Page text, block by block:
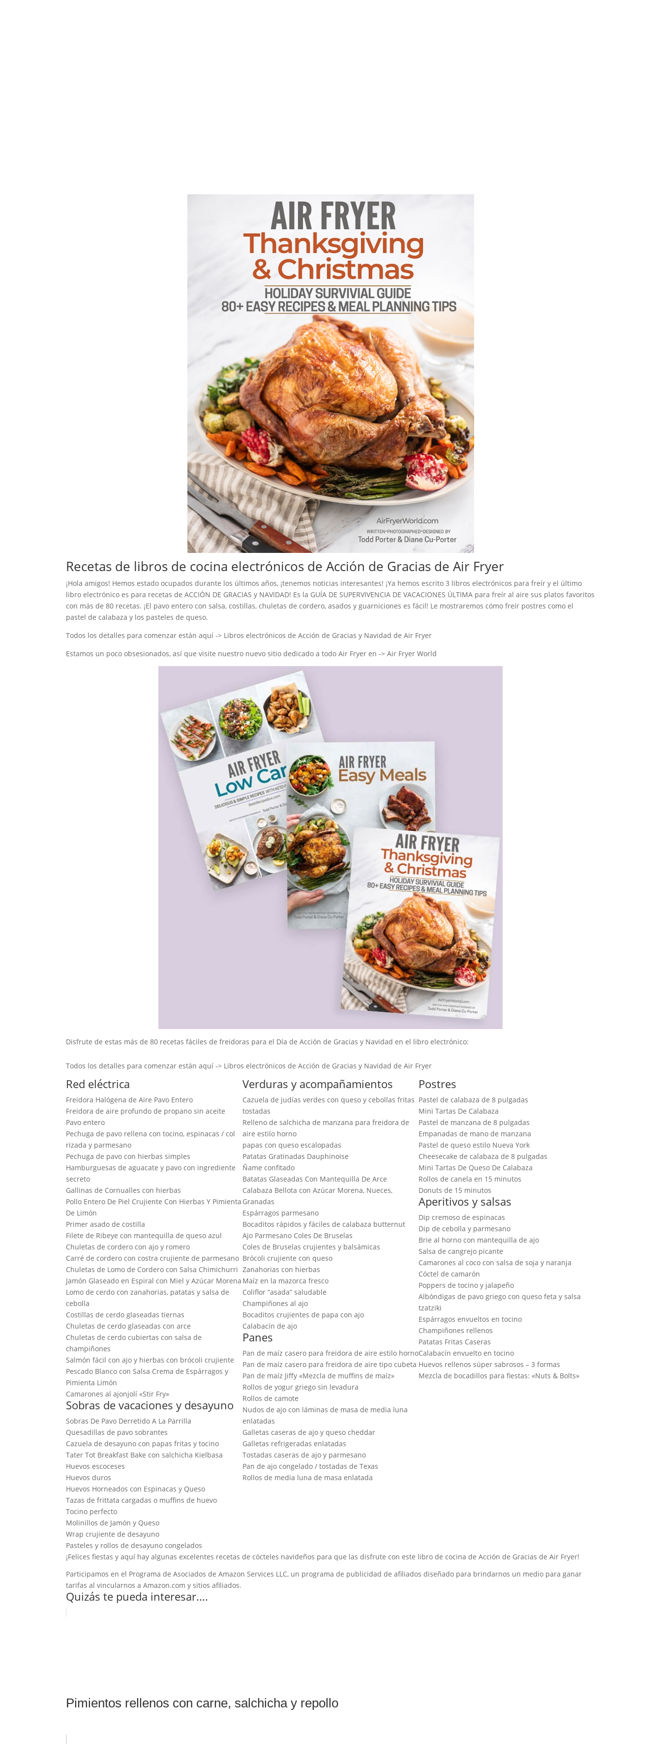
Recetas de libros de cocina electrónicos de Acción de Gracias de Air Fryer
¡Hola amigos! Hemos estado ocupados durante los últimos años, ¡tenemos noticias interesantes! ¡Ya hemos escrito 3 libros electrónicos para freír y el último
libro electrónico es para recetas de ACCIÓN DE GRACIAS y NAVIDAD! Es la GUÍA DE SUPERVIVENCIA DE VACACIONES ÚLTIMA para freír al aire sus platos favoritos
con más de 80 recetas. ¡El pavo entero con salsa, costillas, chuletas de cordero, asados ​​y guarniciones es fácil! Le mostraremos cómo freír postres como el
pastel de calabaza y los pasteles de queso.
Todos los detalles para comenzar están aquí -> Libros electrónicos de Acción de Gracias y Navidad de Air Fryer
Estamos un poco obsesionados, así que visite nuestro nuevo sitio dedicado a todo Air Fryer en -> Air Fryer World
Disfrute de estas más de 80 recetas fáciles de freidoras para el Día de Acción de Gracias y Navidad en el libro electrónico:
Todos los detalles para comenzar están aquí -> Libros electrónicos de Acción de Gracias y Navidad de Air Fryer
Red eléctrica
Freidora Halógena de Aire Pavo Entero
Freidora de aire profundo de propano sin aceite
Pavo entero
Pechuga de pavo rellena con tocino, espinacas / col
rizada y parmesano
Pechuga de pavo con hierbas simples
Hamburguesas de aguacate y pavo con ingrediente
secreto
Gallinas de Cornualles con hierbas
Pollo Entero De Piel Crujiente Con Hierbas Y Pimienta
De Limón
Primer asado de costilla
Filete de Ribeye con mantequilla de queso azul
Chuletas de cordero con ajo y romero
Carré de cordero con costra crujiente de parmesano
Chuletas de Lomo de Cordero con Salsa Chimichurri
Jamón Glaseado en Espiral con Miel y Azúcar Morena
Lomo de cerdo con zanahorias, patatas y salsa de
cebolla
Costillas de cerdo glaseadas tiernas
Chuletas de cerdo glaseadas con arce
Chuletas de cerdo cubiertas con salsa de
champiñones
Salmón fácil con ajo y hierbas con brócoli crujiente
Pescado Blanco con Salsa Crema de Espárragos y
Pimienta Limón
Camarones al ajonjolí «Stir Fry»
Sobras de vacaciones y desayuno
Sobras De Pavo Derretido A La Parrilla
Quesadillas de pavo sobrantes
Cazuela de desayuno con papas fritas y tocino
Tater Tot Breakfast Bake con salchicha Kielbasa
Huevos escoceses
Huevos duros
Huevos Horneados con Espinacas y Queso
Tazas de frittata cargadas o muffins de huevo
Tocino perfecto
Molinillos de Jamón y Queso
Wrap crujiente de desayuno
Pasteles y rollos de desayuno congelados
Verduras y acompañamientos
Cazuela de judías verdes con queso y cebollas fritas
tostadas
Relleno de salchicha de manzana para freidora de
aire estilo horno
papas con queso escalopadas
Patatas Gratinadas Dauphinoise
Ñame confitado
Batatas Glaseadas Con Mantequilla De Arce
Calabaza Bellota con Azúcar Morena, Nueces,
Granadas
Espárragos parmesano
Bocaditos rápidos y fáciles de calabaza butternut
Ajo Parmesano Coles De Bruselas
Coles de Bruselas crujientes y balsámicas
Brócoli crujiente con queso
Zanahorias con hierbas
Maíz en la mazorca fresco
Coliflor “asada” saludable
Champiñones al ajo
Bocaditos crujientes de papa con ajo
Calabacín de ajo
Panes
Pan de maíz casero para freidora de aire estilo horno
Pan de maíz casero para freidora de aire tipo cubeta
Pan de maíz Jiffy «Mezcla de muffins de maíz»
Rollos de yogur griego sin levadura
Rollos de camote
Nudos de ajo con láminas de masa de media luna
enlatadas
Galletas caseras de ajo y queso cheddar
Galletas refrigeradas enlatadas
Tostadas caseras de ajo y parmesano
Pan de ajo congelado / tostadas de Texas
Rollos de media luna de masa enlatada
Postres
Pastel de calabaza de 8 pulgadas
Mini Tartas De Calabaza
Pastel de manzana de 8 pulgadas
Empanadas de mano de manzana
Pastel de queso estilo Nueva York
Cheesecake de calabaza de 8 pulgadas
Mini Tartas De Queso De Calabaza
Rollos de canela en 15 minutos
Donuts de 15 minutos
Aperitivos y salsas
Dip cremoso de espinacas
Dip de cebolla y parmesano
Brie al horno con mantequilla de ajo
Salsa de cangrejo picante
Camarones al coco con salsa de soja y naranja
Cóctel de camarón
Poppers de tocino y jalapeño
Albóndigas de pavo griego con queso feta y salsa
tzatziki
Espárragos envueltos en tocino
Champiñones rellenos
Patatas Fritas Caseras
Calabacín envuelto en tocino
Huevos rellenos súper sabrosos – 3 formas
Mezcla de bocadillos para fiestas: «Nuts & Bolts»
¡Felices fiestas y aquí hay algunas excelentes recetas de cócteles navideños para que las disfrute con este libro de cocina de Acción de Gracias de Air Fryer!
Participamos en el Programa de Asociados de Amazon Services LLC, un programa de publicidad de afiliados diseñado para brindarnos un medio para ganar
tarifas al vincularnos a Amazon.com y sitios afiliados.
Quizás te pueda interesar....
Pimientos rellenos con carne, salchicha y repollo